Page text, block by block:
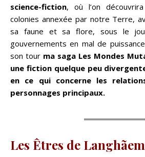
science-fiction, où l’on
colonies annexée par notre Terre,
sa faune et sa flore, sous le
gouvernements en mal de
son tour ma saga Les Mondes
une fiction quelque peu
en ce qui concerne les
personnages principaux.
Les Êtres de